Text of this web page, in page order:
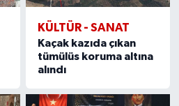
KÜLTÜR - SANAT
Kaçak kazıda çıkan
tümülüs koruma altına
alındı